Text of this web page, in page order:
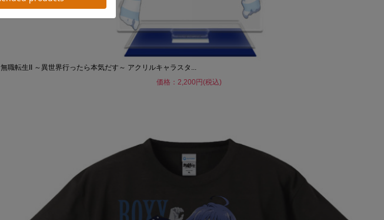
無職転生II ～異世界行ったら本気だす～ アクリルキャラスタ...
価格：2,200円(税込)